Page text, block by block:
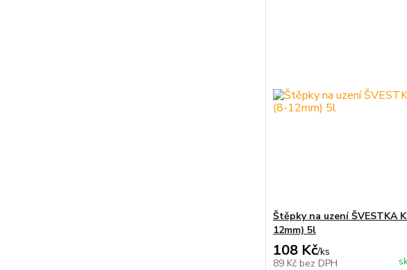
Štěpky na uzení ŠVESTKA
12mm) 5l
108 Kč/ks
89 Kč bez DPH